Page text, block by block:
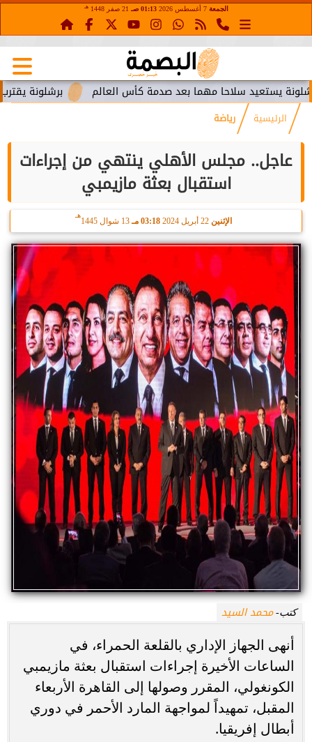
الجمعة 7 أغسطس 2026 01:13 صـ 21 صفر 1448 هـ
برشلونة يقترب من سلاحا مهما بعد صدمة كأس العالم
الرئيسية رياضة
عاجل.. مجلس الأهلي ينتهي من إجراءات
استقبال بعثة مازيمبي
الإثنين 22 أبريل 2024 03:18 مـ 13 شوال 1445
هـ
كتب-محمد السيد
أنهى الجهاز الإداري بالقلعة الحمراء، في
الساعات الأخيرة إجراءات استقبال بعثة مازيمبي
الكونغولي، المقرر وصولها إلى القاهرة الأربعاء
المقبل، تمهيداً لمواجهة المارد الأحمر في دوري
أبطال إفريقيا.